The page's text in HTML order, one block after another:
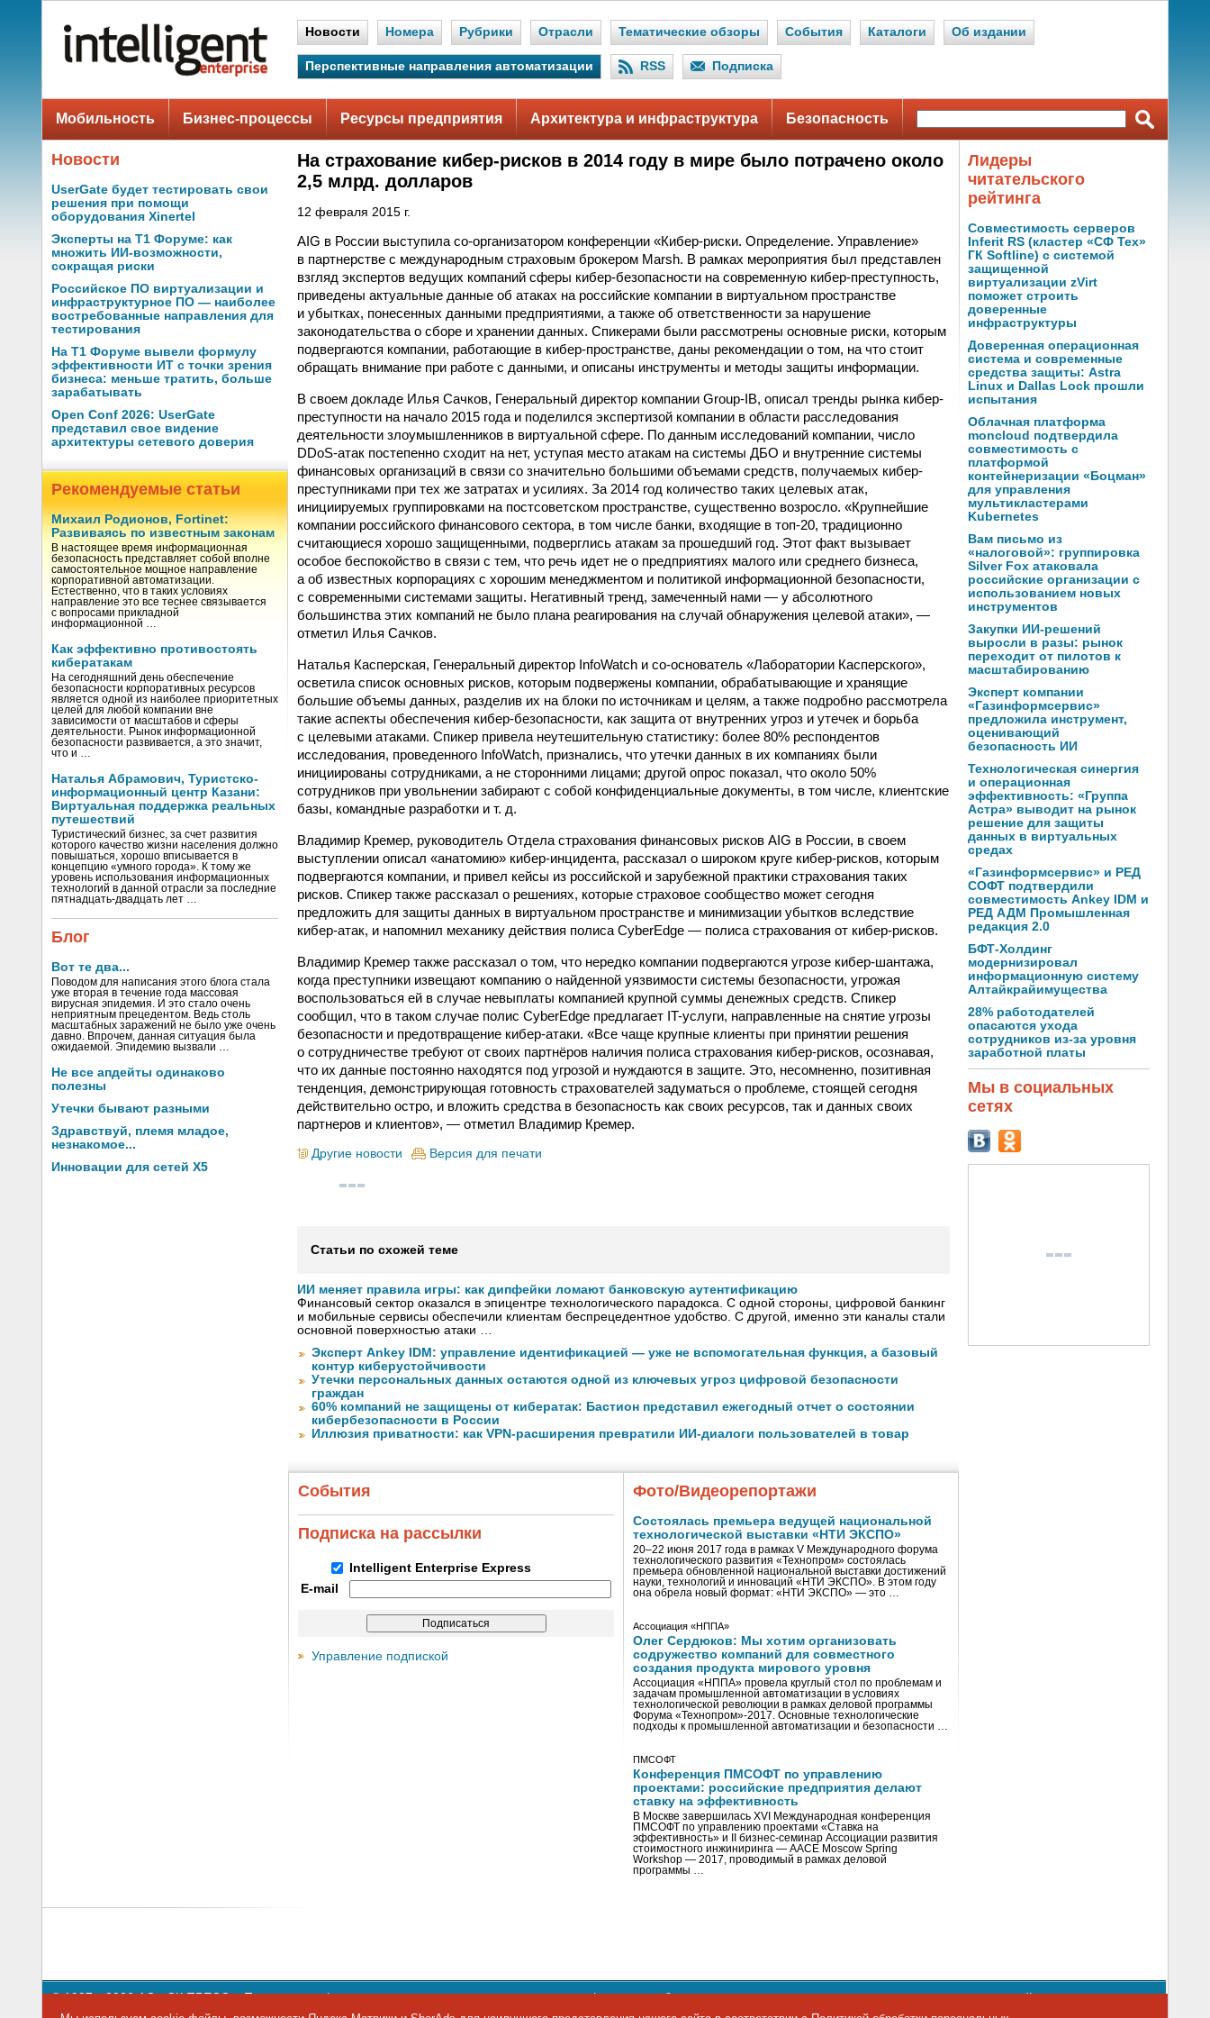
Новости Номера Рубрики Отрасли Тематические обзоры События Каталоги Об издании
Перспективные направления автоматизации RSS Подписка
Мобильность Бизнес-процессы Ресурсы предприятия Архитектура и инфраструктура Безопасность
Новости
UserGate будет тестировать свои
решения при помощи
оборудования Xinertel
Эксперты на Т1 Форуме: как
множить ИИ-возможности,
сокращая риски
Российское ПО виртуализации и
инфраструктурное ПО — наиболее
востребованные направления для
тестирования
На Т1 Форуме вывели формулу
эффективности ИТ с точки зрения
бизнеса: меньше тратить, больше
зарабатывать
Open Conf 2026: UserGate
представил свое видение
архитектуры сетевого доверия
Рекомендуемые статьи
Михаил Родионов, Fortinet:
Развиваясь по известным законам
В настоящее время информационная
безопасность представляет собой вполне
самостоятельное мощное направление
корпоративной автоматизации.
Естественно, что в таких условиях
направление это все теснее связывается
с вопросами прикладной
информационной …
Как эффективно противостоять
кибератакам
На сегодняшний день обеспечение
безопасности корпоративных ресурсов
является одной из наиболее приоритетных
целей для любой компании вне
зависимости от масштабов и сферы
деятельности. Рынок информационной
безопасности развивается, а это значит,
что и …
Наталья Абрамович, Туристско-
информационный центр Казани:
Виртуальная поддержка реальных
путешествий
Туристический бизнес, за счет развития
которого качество жизни населения должно
повышаться, хорошо вписывается в
концепцию «умного города». К тому же
уровень использования информационных
технологий в данной отрасли за последние
пятнадцать-двадцать лет …
Блог
Вот те два...
Поводом для написания этого блога стала
уже вторая в течение года массовая
вирусная эпидемия. И это стало очень
неприятным прецедентом. Ведь столь
масштабных заражений не было уже очень
давно. Впрочем, данная ситуация была
ожидаемой. Эпидемию вызвали …
Не все апдейты одинаково
полезны
Утечки бывают разными
Здравствуй, племя младое,
незнакомое...
Инновации для сетей X5
На страхование кибер-рисков в 2014 году в мире было потрачено около
2,5 млрд. долларов
12 февраля 2015 г.
AIG в России выступила со-организатором конференции «Кибер-риски. Определение. Управление»
в партнерстве с международным страховым брокером Marsh. В рамках мероприятия был представлен
взгляд экспертов ведущих компаний сферы кибер-безопасности на современную кибер-преступность,
приведены актуальные данные об атаках на российские компании в виртуальном пространстве
и убытках, понесенных данными предприятиями, а также об ответственности за нарушение
законодательства о сборе и хранении данных. Спикерами были рассмотрены основные риски, которым
подвергаются компании, работающие в кибер-пространстве, даны рекомендации о том, на что стоит
обращать внимание при работе с данными, и описаны инструменты и методы защиты информации.
В своем докладе Илья Сачков, Генеральный директор компании Group-IB, описал тренды рынка кибер-
преступности на начало 2015 года и поделился экспертизой компании в области расследования
деятельности злоумышленников в виртуальной сфере. По данным исследований компании, число
DDoS-атак постепенно сходит на нет, уступая место атакам на системы ДБО и внутренние системы
финансовых организаций в связи со значительно большими объемами средств, получаемых кибер-
преступниками при тех же затратах и усилиях. За 2014 год количество таких целевых атак,
инициируемых группировками на постсоветском пространстве, существенно возросло. «Крупнейшие
компании российского финансового сектора, в том числе банки, входящие в топ-20, традиционно
считающиеся хорошо защищенными, подверглись атакам за прошедший год. Этот факт вызывает
особое беспокойство в связи с тем, что речь идет не о предприятиях малого или среднего бизнеса,
а об известных корпорациях с хорошим менеджментом и политикой информационной безопасности,
с современными системами защиты. Негативный тренд, замеченный нами — у абсолютного
большинства этих компаний не было плана реагирования на случай обнаружения целевой атаки», —
отметил Илья Сачков.
Наталья Касперская, Генеральный директор InfoWatch и со-основатель «Лаборатории Касперского»,
осветила список основных рисков, которым подвержены компании, обрабатывающие и хранящие
большие объемы данных, разделив их на блоки по источникам и целям, а также подробно рассмотрела
такие аспекты обеспечения кибер-безопасности, как защита от внутренних угроз и утечек и борьба
с целевыми атаками. Спикер привела неутешительную статистику: более 80% респондентов
исследования, проведенного InfoWatch, признались, что утечки данных в их компаниях были
инициированы сотрудниками, а не сторонними лицами; другой опрос показал, что около 50%
сотрудников при увольнении забирают с собой конфиденциальные документы, в том числе, клиентские
базы, командные разработки и т. д.
Владимир Кремер, руководитель Отдела страхования финансовых рисков AIG в России, в своем
выступлении описал «анатомию» кибер-инцидента, рассказал о широком круге кибер-рисков, которым
подвергаются компании, и привел кейсы из российской и зарубежной практики страхования таких
рисков. Спикер также рассказал о решениях, которые страховое сообщество может сегодня
предложить для защиты данных в виртуальном пространстве и минимизации убытков вследствие
кибер-атак, и напомнил механику действия полиса CyberEdge — полиса страхования от кибер-рисков.
Владимир Кремер также рассказал о том, что нередко компании подвергаются угрозе кибер-шантажа,
когда преступники извещают компанию о найденной уязвимости системы безопасности, угрожая
воспользоваться ей в случае невыплаты компанией крупной суммы денежных средств. Спикер
сообщил, что в таком случае полис CyberEdge предлагает IT-услуги, направленные на снятие угрозы
безопасности и предотвращение кибер-атаки. «Все чаще крупные клиенты при принятии решения
о сотрудничестве требуют от своих партнёров наличия полиса страхования кибер-рисков, осознавая,
что их данные постоянно находятся под угрозой и нуждаются в защите. Это, несомненно, позитивная
тенденция, демонстрирующая готовность страхователей задуматься о проблеме, стоящей сегодня
действительно остро, и вложить средства в безопасность как своих ресурсов, так и данных своих
партнеров и клиентов», — отметил Владимир Кремер.
Другие новости Версия для печати
Статьи по схожей теме
ИИ меняет правила игры: как дипфейки ломают банковскую аутентификацию
Финансовый сектор оказался в эпицентре технологического парадокса. С одной стороны, цифровой банкинг
и мобильные сервисы обеспечили клиентам беспрецедентное удобство. С другой, именно эти каналы стали
основной поверхностью атаки …
Эксперт Ankey IDM: управление идентификацией — уже не вспомогательная функция, а базовый
контур киберустойчивости
Утечки персональных данных остаются одной из ключевых угроз цифровой безопасности
граждан
60% компаний не защищены от кибератак: Бастион представил ежегодный отчет о состоянии
кибербезопасности в России
Иллюзия приватности: как VPN-расширения превратили ИИ-диалоги пользователей в товар
События
Подписка на рассылки
Intelligent Enterprise Express
E-mail
Управление подпиской
Фото/Видеорепортажи
Состоялась премьера ведущей национальной
технологической выставки «НТИ ЭКСПО»
20–22 июня 2017 года в рамках V Международного форума
технологического развития «Технопром» состоялась
премьера обновленной национальной выставки достижений
науки, технологий и инноваций «НТИ ЭКСПО». В этом году
она обрела новый формат: «НТИ ЭКСПО» — это …
Ассоциация «НППА»
Олег Сердюков: Мы хотим организовать
содружество компаний для совместного
создания продукта мирового уровня
Ассоциация «НППА» провела круглый стол по проблемам и
задачам промышленной автоматизации в условиях
технологической революции в рамках деловой программы
Форума «Технопром»-2017. Основные технологические
подходы к промышленной автоматизации и безопасности …
ПМСОФТ
Конференция ПМСОФТ по управлению
проектами: российские предприятия делают
ставку на эффективность
В Москве завершилась XVI Международная конференция
ПМСОФТ по управлению проектами «Ставка на
эффективность» и II бизнес-семинар Ассоциации развития
стоимостного инжиниринга — AACE Moscow Spring
Workshop — 2017, проводимый в рамках деловой
программы …
Лидеры
читательского
рейтинга
Совместимость серверов
Inferit RS (кластер «СФ Тех»
ГК Softline) с системой
защищенной
виртуализации zVirt
поможет строить
доверенные
инфраструктуры
Доверенная операционная
система и современные
средства защиты: Astra
Linux и Dallas Lock прошли
испытания
Облачная платформа
moncloud подтвердила
совместимость с
платформой
контейнеризации «Боцман»
для управления
мультикластерами
Kubernetes
Вам письмо из
«налоговой»: группировка
Silver Fox атаковала
российские организации с
использованием новых
инструментов
Закупки ИИ-решений
выросли в разы: рынок
переходит от пилотов к
масштабированию
Эксперт компании
«Газинформсервис»
предложила инструмент,
оценивающий
безопасность ИИ
Технологическая синергия
и операционная
эффективность: «Группа
Астра» выводит на рынок
решение для защиты
данных в виртуальных
средах
«Газинформсервис» и РЕД
СОФТ подтвердили
совместимость Ankey IDM и
РЕД АДМ Промышленная
редакция 2.0
БФТ-Холдинг
модернизировал
информационную систему
Алтайкрайимущества
28% работодателей
опасаются ухода
сотрудников из-за уровня
заработной платы
Мы в социальных
сетях
© 1997—2026 АО «СК ПРЕСС».Политика конфиденциальности персональных данных,информация об авторских правах и порядке использования материалов сайта
109147 г. Москва, ул. Марксистская, 34, строение 10. Телефон: +7 495 974-22-60. Факс: +7 495 974-22-63. E-mail:
siteeditor@iemag.ru